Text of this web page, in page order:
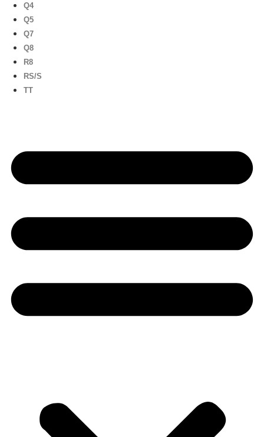
Q4
Q5
Q7
Q8
R8
RS/S
TT